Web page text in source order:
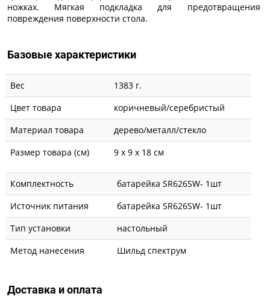
ножках. Мягкая подкладка для предотвращения
повреждения поверхности стола.
Базовые характеристики
Вес
1383 г.
Цвет товара
коричневый/серебристый
Материал товара
дерево/металл/стекло
Размер товара (см)
9 х 9 х 18 см
Комплектность
батарейка SR626SW- 1шт
Источник питания
батарейка SR626SW- 1шт
Тип установки
настольный
Метод нанесения
Шильд спектрум
Доставка и оплата